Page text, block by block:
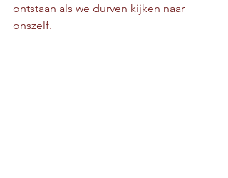
ontstaan als we durven kijken naar
onszelf.